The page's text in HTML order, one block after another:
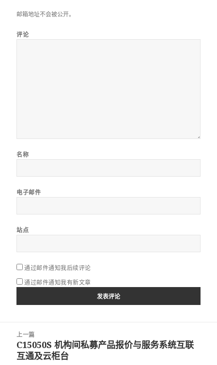
邮箱地址不会被公开。
评论
名称
电子邮件
站点
通过邮件通知我后续评论
通过邮件通知我有新文章
上一篇
上
篇
C15050S 机构间私募产品报价与服务系统互联
互通及云柜台